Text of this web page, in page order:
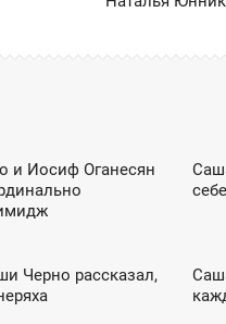
и Иосиф Оганесян10:49
Черно рассказал,12:05